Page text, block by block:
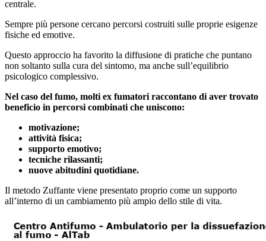
centrale.
Sempre più persone cercano percorsi costruiti sulle proprie esigenze
fisiche ed emotive.
Questo approccio ha favorito la diffusione di pratiche che puntano
non soltanto sulla cura del sintomo, ma anche sull’equilibrio
psicologico complessivo.
Nel caso del fumo, molti ex fumatori raccontano di aver trovato
beneficio in percorsi combinati che uniscono:
motivazione;
attività fisica;
supporto emotivo;
tecniche rilassanti;
nuove abitudini quotidiane.
Il metodo Zuffante viene presentato proprio come un supporto
all’interno di un cambiamento più ampio dello stile di vita.